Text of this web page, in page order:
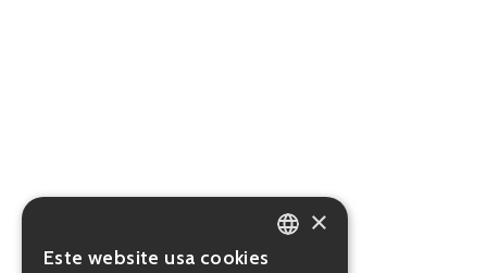
PORTUGUESE
×
Este website usa cookies